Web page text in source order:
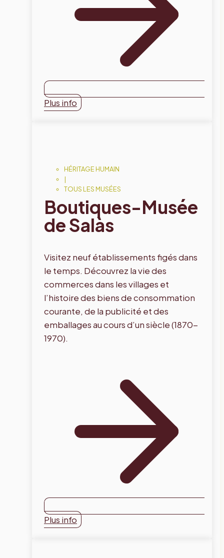
Plus info
HÉRITAGE HUMAIN
|
TOUS LES MUSÉES
Boutiques-Musée
de Salàs
Visitez neuf établissements figés dans
le temps. Découvrez la vie des
commerces dans les villages et
l’histoire des biens de consommation
courante, de la publicité et des
emballages au cours d’un siècle (1870-
1970).
Plus info